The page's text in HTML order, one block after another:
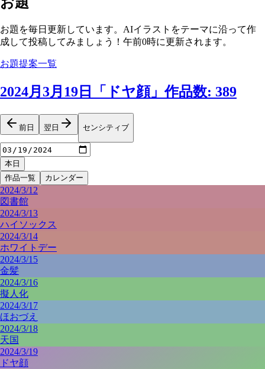
お題を毎日更新しています。AIイラストをテーマに沿って作
成して投稿してみましょう！午前0時に更新されます。
お題提案一覧
2024月3月19日 「 ドヤ顔」作品数: 389
前日 翌日 センシティブ
本日
作品一覧
カレンダー
2024/3/12
図書館
2024/3/13
ハイソックス
2024/3/14
ホワイトデー
2024/3/15
金髪
2024/3/16
擬人化
2024/3/17
ほおづえ
2024/3/18
天国
2024/3/19
ドヤ顔